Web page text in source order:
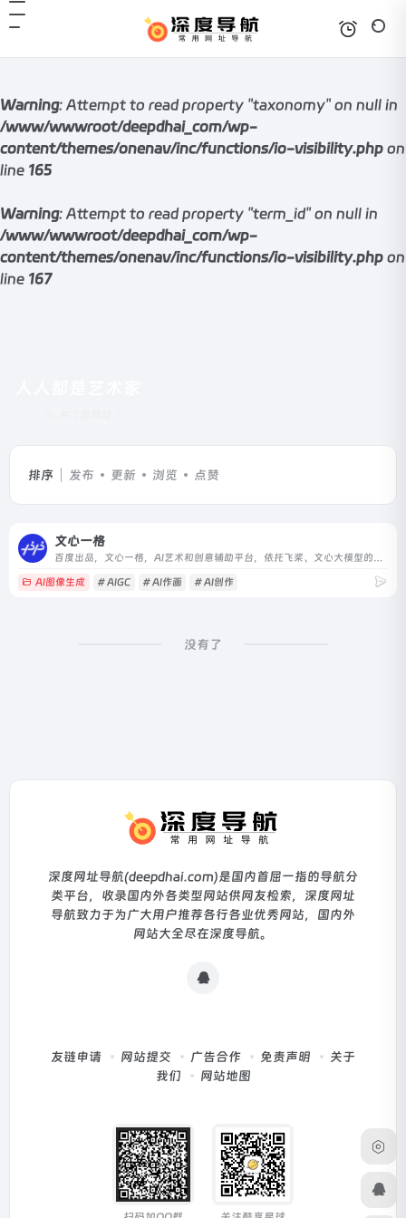
Warning: Attempt to read property "taxonomy" on null in
/www/wwwroot/deepdhai_com/wp-
content/themes/onenav/inc/functions/io-visibility.php on
line 165
Warning: Attempt to read property "term_id" on null in
/www/wwwroot/deepdhai_com/wp-
content/themes/onenav/inc/functions/io-visibility.php on
line 167
排序 发布 更新 浏览 点赞
文心一格
百度出品，文心一格，AI艺术和创意辅助平台，依托飞桨、文心大模型的技术创新推出的“AI作画”产品，可轻松驾驭多种风格，人人皆可“一语成画”
AI图像生成 # AIGC # AI作画 # AI创作
没有了
深度网址导航(deepdhai.com)是国内首屈一指的导航分
类平台，收录国内外各类型网站供网友检索，深度网址
导航致力于为广大用户推荐各行各业优秀网站，国内外
网站大全尽在深度导航。
友链申请 网站提交 广告合作 免责声明
关于
我们
网站地图